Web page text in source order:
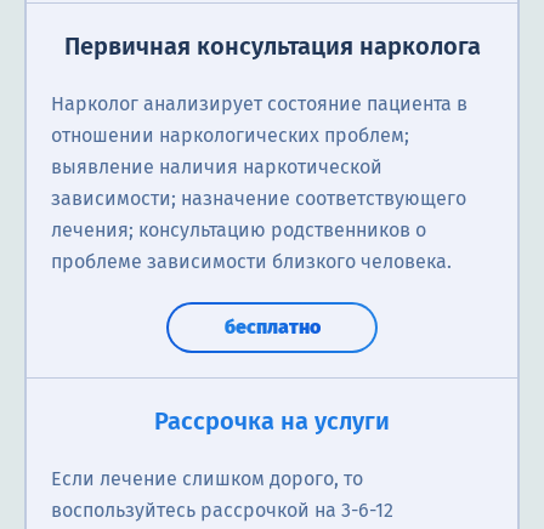
Первичная консультация нарколога
Нарколог анализирует состояние пациента в
отношении наркологических проблем;
выявление наличия наркотической
зависимости; назначение соответствующего
лечения; консультацию родственников о
проблеме зависимости близкого человека.
бесплатно
Рассрочка на услуги
Если лечение слишком дорого, то
воспользуйтесь рассрочкой на 3-6-12